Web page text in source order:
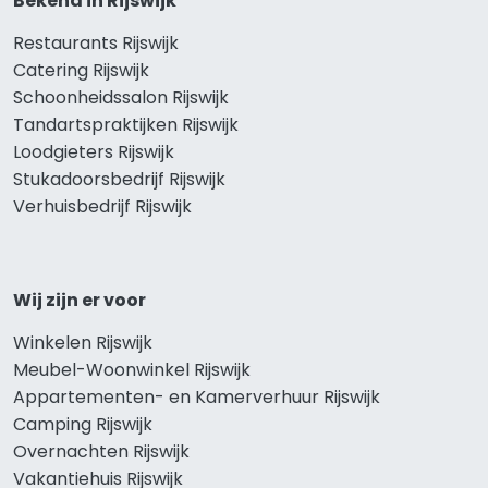
Restaurants Rijswijk
Catering Rijswijk
Schoonheidssalon Rijswijk
Tandartspraktijken Rijswijk
Loodgieters Rijswijk
Stukadoorsbedrijf Rijswijk
Verhuisbedrijf Rijswijk
Wij zijn er voor
Winkelen Rijswijk
Meubel-Woonwinkel Rijswijk
Appartementen- en Kamerverhuur Rijswijk
Camping Rijswijk
Overnachten Rijswijk
Vakantiehuis Rijswijk